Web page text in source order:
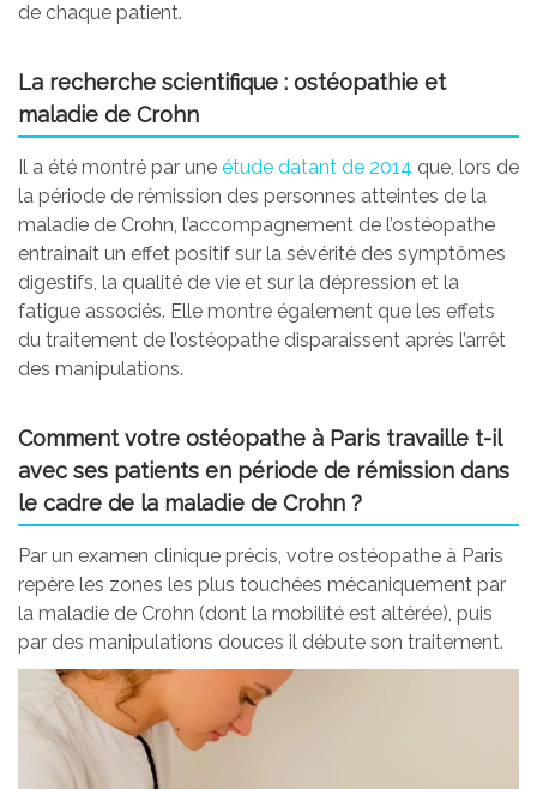
de chaque patient.
La recherche scientifique : ostéopathie et
maladie de Crohn
Il a été montré par une étude datant de 2014 que, lors de
la période de rémission des personnes atteintes de la
maladie de Crohn, l’accompagnement de l’ostéopathe
entrainait un effet positif sur la sévérité des symptômes
digestifs, la qualité de vie et sur la dépression et la
fatigue associés. Elle montre également que les effets
du traitement de l’ostéopathe disparaissent après l’arrêt
des manipulations.
Comment votre ostéopathe à Paris travaille t-il
avec ses patients en période de rémission dans
le cadre de la maladie de Crohn ?
Par un examen clinique précis, votre ostéopathe à Paris
repère les zones les plus touchées mécaniquement par
la maladie de Crohn (dont la mobilité est altérée), puis
par des manipulations douces il débute son traitement.